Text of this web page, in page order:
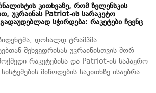
კითხვაზე, რომ ზელენსკის
უკრაინას Patriot-ის სარაკეტო
სჭირდება: რაკეტები ჩვენც
დონალდ ტრამპმა
შეხვედრისას უკრაინისთვის შორ
რაკეტებისა და Patriot-ის საჰაერო
მიწოდების საკითხზე ისაუბრა.